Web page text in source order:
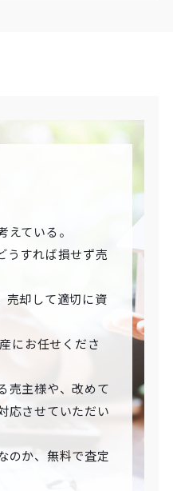
ている。
うすれば損せず売
売却して適切に資
にお任せくださ
売主様や、改めて
応させていただい
のか、無料で査定